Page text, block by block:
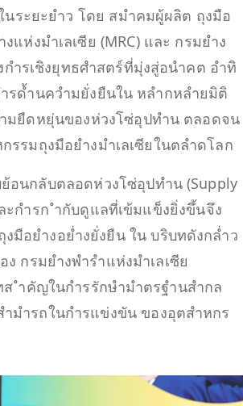
นระยะยำว โดย สมำคมผู้ผลิต ถุงมือ
แห่งมำเลเซีย (MRC) และ กรมยำง
ำรเชิงยุทธศำสตร์ที่มุ่งสู่อนำคต อำทิ
รด้ำนควำมยั่งยืนใน หลำกหลำยมิติ
มยืดหยุ่นของห่วงโซ่อุปทำน ตลอดจน
รมถุงมือยำงมำเลเซียในตลำดโลก
อนกลับตลอดห่วงโซ่อุปทำน (Supply
ะกำรก ำกับดูแลที่เข้มแข็งยิ่งขึ้นจึง
อยำงอย่ำงยั่งยืน ใน บริบทดังกล่ำว
กรมยำงพำรำแห่งมำเลเซีย
ส ำคัญในกำรรักษำมำตรฐำนสำกล
มำรถในกำรแข่งขัน ของอุตสำหกร